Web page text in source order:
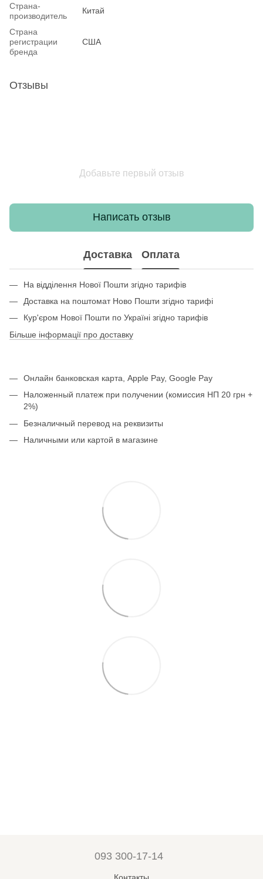
Страна-
производитель
Китай
Страна
регистрации
бренда
США
Отзывы
Добавьте первый отзыв
Написать отзыв
Доставка Оплата
На відділення Нової Пошти згідно тарифів
Доставка на поштомат Ново Пошти згідно тарифі
Кур'єром Нової Пошти по Україні згідно тарифів
Більше інформації про доставку
Онлайн банковская карта, Apple Pay, Google Pay
Наложенный платеж при получении (комиссия НП 20 грн +
2%)
Безналичный перевод на реквизиты
Наличными или картой в магазине
093 300-17-14